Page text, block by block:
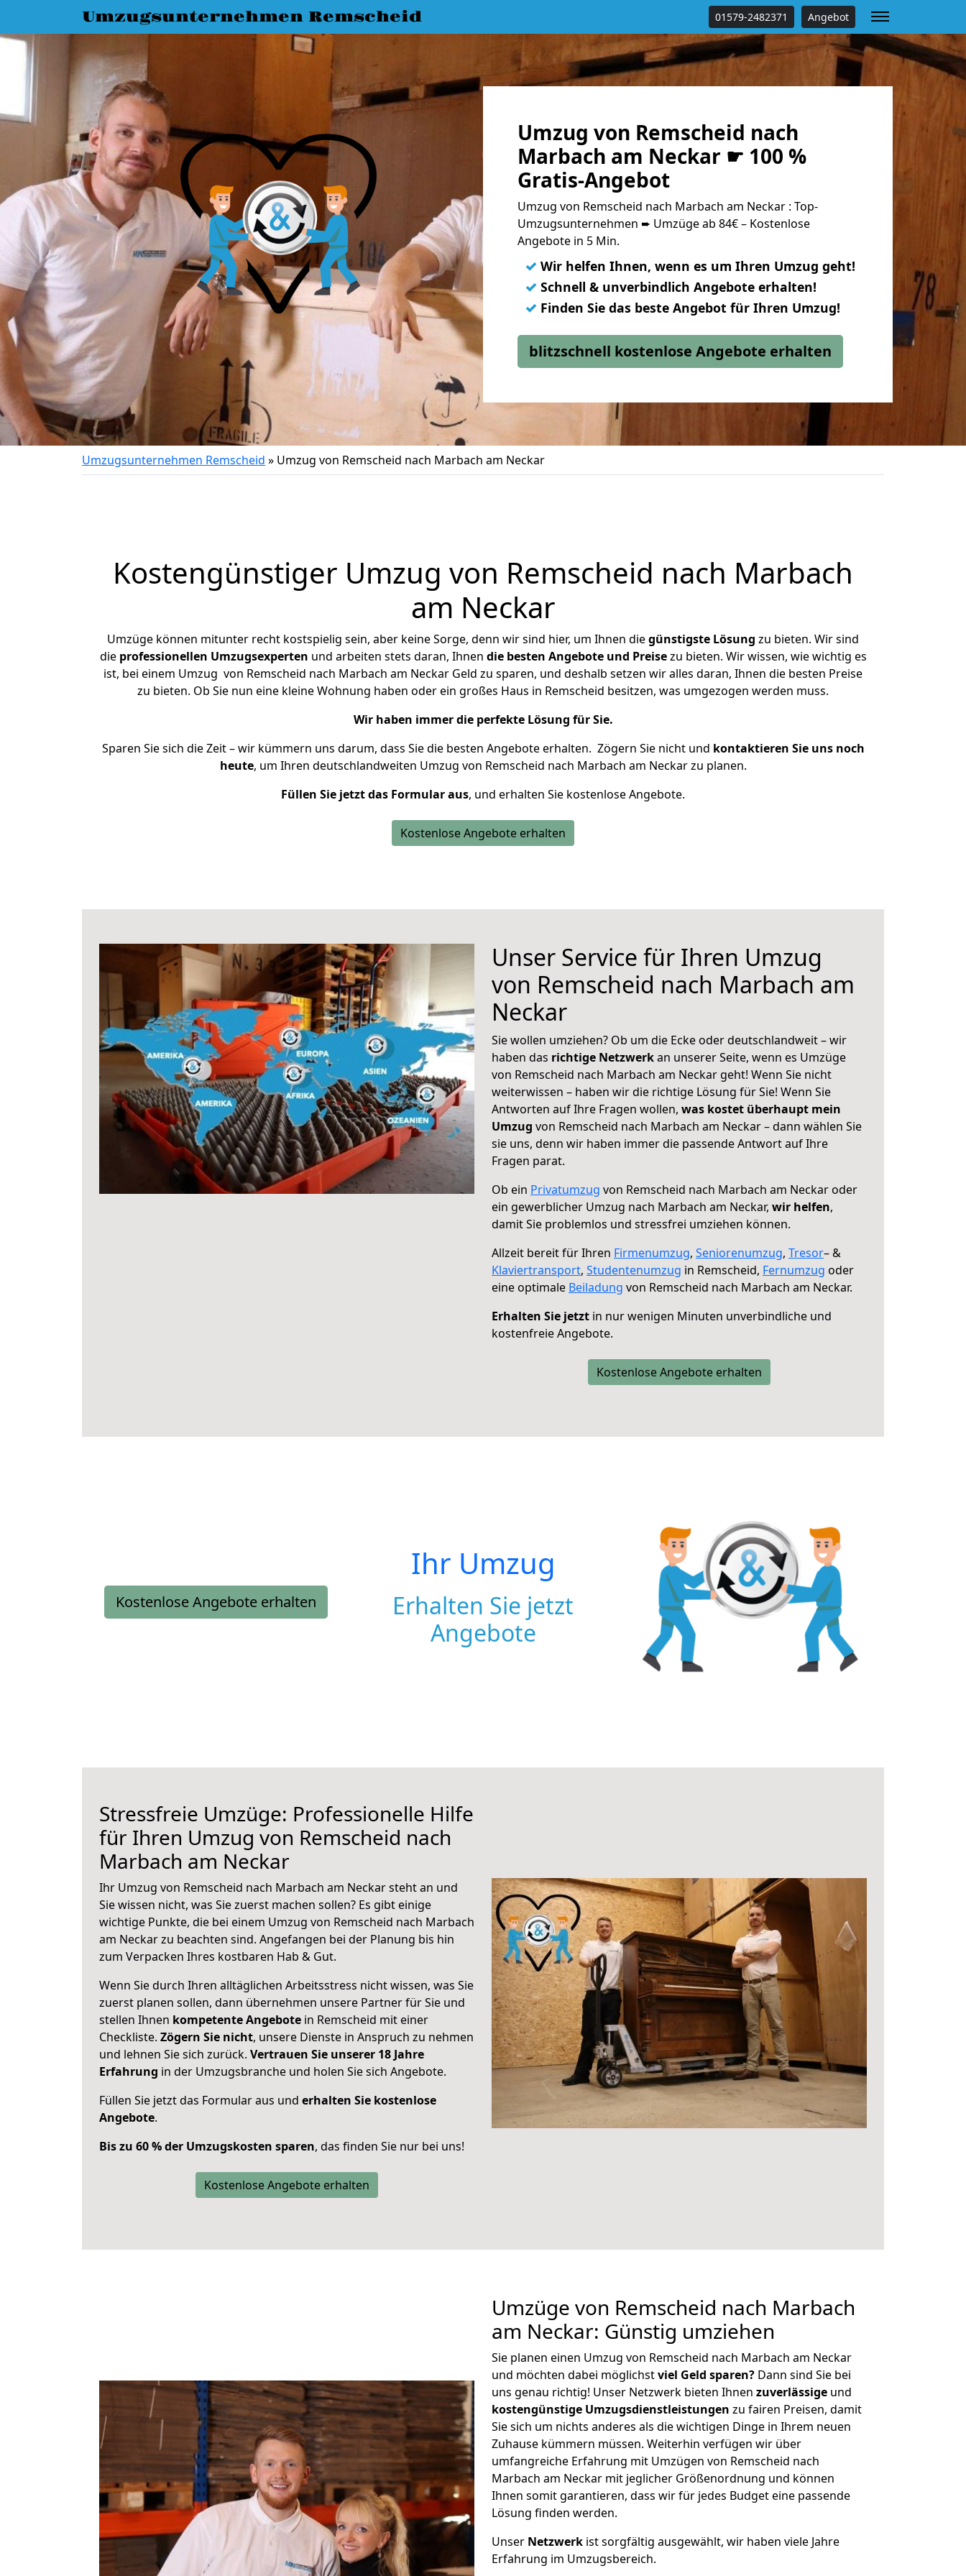
Umzugsunternehmen Remscheid 01579-2482371 Angebot
Umzug von Remscheid nach
Marbach am Neckar ☛ 100 %
Gratis-Angebot
Umzug von Remscheid nach Marbach am Neckar : Top-
Umzugsunternehmen ➨ Umzüge ab 84€ – Kostenlose
Angebote in 5 Min.
✓ Wir helfen Ihnen, wenn es um Ihren Umzug geht!
✓ Schnell & unverbindlich Angebote erhalten!
✓ Finden Sie das beste Angebot für Ihren Umzug!
blitzschnell kostenlose Angebote erhalten
Umzugsunternehmen Remscheid » Umzug von Remscheid nach Marbach am Neckar
Kostengünstiger Umzug von Remscheid nach Marbach
am Neckar
Umzüge können mitunter recht kostspielig sein, aber keine Sorge, denn wir sind hier, um Ihnen diegünstigste Lösung zu bieten. Wir sind
die professionellen Umzugsexperten und arbeiten stets daran, Ihnen die besten Angebote und Preisezu bieten. Wir wissen, wie wichtig es
ist, bei einem Umzug von Remscheid nach Marbach am Neckar Geld zu sparen, und deshalb setzen wir alles daran, Ihnen die besten Preise
zu bieten. Ob Sie nun eine kleine Wohnung haben oder ein großes Haus in Remscheid besitzen, was umgezogen werden muss.
Wir haben immer die perfekte Lösung für Sie.
Sparen Sie sich die Zeit – wir kümmern uns darum, dass Sie die besten Angebote erhalten. Zögern Sie nicht und kontaktieren Sie uns noch
heute, um Ihren deutschlandweiten Umzug von Remscheid nach Marbach am Neckar zu planen.
Füllen Sie jetzt das Formular aus, und erhalten Sie kostenlose Angebote.
Kostenlose Angebote erhalten
Unser Service für Ihren Umzug
von Remscheid nach Marbach am
Neckar
Sie wollen umziehen? Ob um die Ecke oder deutschlandweit – wir
haben das richtige Netzwerkan unserer Seite, wenn es Umzüge
von Remscheid nach Marbach am Neckar geht! Wenn Sie nicht
weiterwissen – haben wir die richtige Lösung für Sie! Wenn Sie
Antworten auf Ihre Fragen wollen, was kostet überhaupt mein
Umzug von Remscheid nach Marbach am Neckar – dann wählen Sie
sie uns, denn wir haben immer die passende Antwort auf Ihre
Fragen parat.
Ob ein Privatumzug von Remscheid nach Marbach am Neckar oder
ein gewerblicher Umzug nach Marbach am Neckar, wir helfen,
damit Sie problemlos und stressfrei umziehen können.
Allzeit bereit für Ihren Firmenumzug, Seniorenumzug, Tresor– &
Klaviertransport, Studentenumzug in Remscheid, Fernumzug oder
eine optimale Beiladung von Remscheid nach Marbach am Neckar.
Erhalten Sie jetzt in nur wenigen Minuten unverbindliche und
kostenfreie Angebote.
Kostenlose Angebote erhalten
Kostenlose Angebote erhalten
Ihr Umzug
Erhalten Sie jetzt
Angebote
Stressfreie Umzüge: Professionelle Hilfe
für Ihren Umzug von Remscheid nach
Marbach am Neckar
Ihr Umzug von Remscheid nach Marbach am Neckar steht an und
Sie wissen nicht, was Sie zuerst machen sollen? Es gibt einige
wichtige Punkte, die bei einem Umzug von Remscheid nach Marbach
am Neckar zu beachten sind. Angefangen bei der Planung bis hin
zum Verpacken Ihres kostbaren Hab & Gut.
Wenn Sie durch Ihren alltäglichen Arbeitsstress nicht wissen, was Sie
zuerst planen sollen, dann übernehmen unsere Partner für Sie und
stellen Ihnen kompetente Angebote in Remscheid mit einer
Checkliste. Zögern Sie nicht, unsere Dienste in Anspruch zu nehmen
und lehnen Sie sich zurück. Vertrauen Sie unserer 18 Jahre
Erfahrung in der Umzugsbranche und holen Sie sich Angebote.
Füllen Sie jetzt das Formular aus und erhalten Sie kostenlose
Angebote.
Bis zu 60 % der Umzugskosten sparen, das finden Sie nur bei uns!
Kostenlose Angebote erhalten
Umzüge von Remscheid nach Marbach
am Neckar: Günstig umziehen
Sie planen einen Umzug von Remscheid nach Marbach am Neckar
und möchten dabei möglichstviel Geld sparen? Dann sind Sie bei
uns genau richtig! Unser Netzwerk bieten Ihnen zuverlässige und
kostengünstige Umzugsdienstleistungen zu fairen Preisen, damit
Sie sich um nichts anderes als die wichtigen Dinge in Ihrem neuen
Zuhause kümmern müssen. Weiterhin verfügen wir über
umfangreiche Erfahrung mit Umzügen von Remscheid nach
Marbach am Neckar mit jeglicher Größenordnung und können
Ihnen somit garantieren, dass wir für jedes Budget eine passende
Lösung finden werden.
Unser Netzwerk ist sorgfältig ausgewählt, wir haben viele Jahre
Erfahrung im Umzugsbereich.